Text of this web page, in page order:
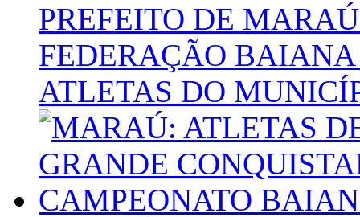
PREFEITO DE
FEDERAÇÃO
ATLETAS DO